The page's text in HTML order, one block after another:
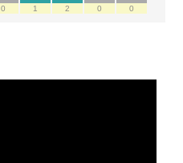
0 1 2 0 0